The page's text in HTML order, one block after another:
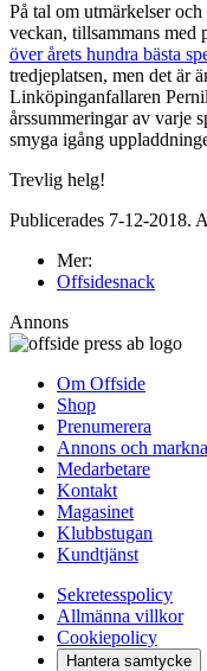
På tal om utmärkelser
veckan, tillsammans med
över årets hundra bästa
tredjeplatsen, men det är
Linköpinganfallaren
årssummeringar av varje
smyga igång
Trevlig helg!
Publicerades 7-12-2018.
Mer:
Offsidesnack
Annons
Om Offside
Shop
Prenumerera
Annons och
Medarbetare
Kontakt
Magasinet
Klubbstugan
Kundtjänst
Sekretesspolicy
Allmänna villkor
Cookiepolicy
Hantera samtycke